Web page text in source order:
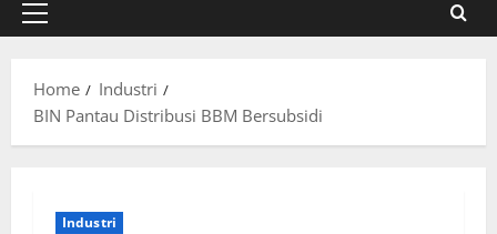
Home
Industri
BIN Pantau Distribusi BBM Bersubsidi
Industri